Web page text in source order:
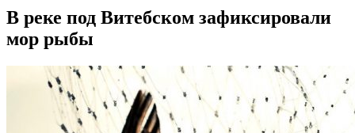
В реке под Витебском зафиксировали
мор рыбы